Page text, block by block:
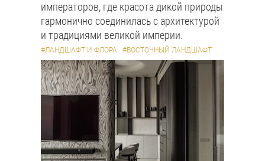
императоров, где красота дикой природы
гармонично соединилась с архитектурой
и традициями великой империи.
#ЛАНДШАФТ И ФЛОРА #ВОСТОЧНЫЙ ЛАНДШАФТ